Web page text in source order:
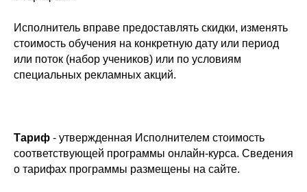
Исполнитель вправе предоставлять скидки, изменять
стоимость обучения на конкретную дату или период
или поток (набор учеников) или по условиям
специальных рекламных акций.
Тариф - утвержденная Исполнителем стоимость
соответствующей программы онлайн-курса. Сведения
о тарифах программы размещены на сайте.